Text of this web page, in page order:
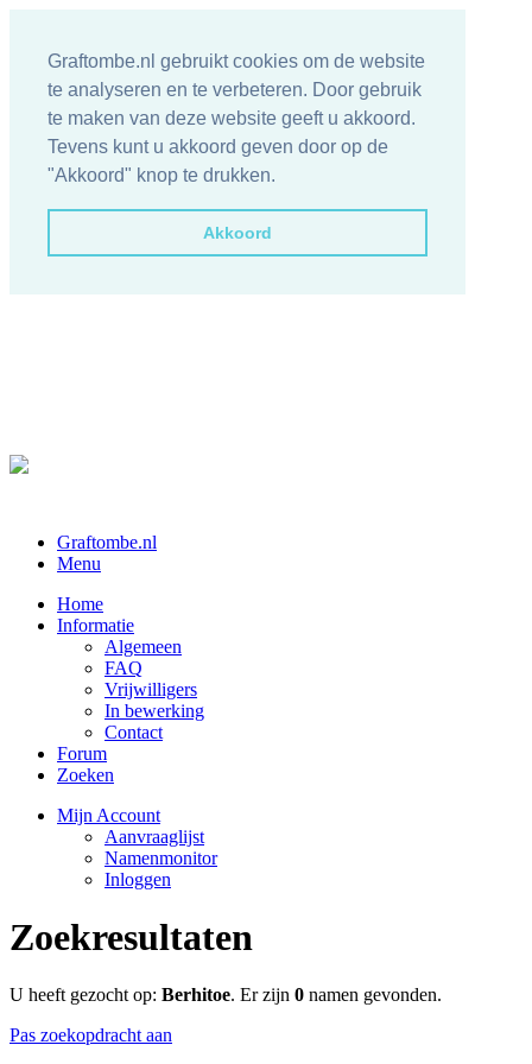
Graftombe.nl gebruikt cookies om de website
te analyseren en te verbeteren. Door gebruik
te maken van deze website geeft u akkoord.
Tevens kunt u akkoord geven door op de
"Akkoord" knop te drukken.
Akkoord
Graftombe.nl
Menu
Home
Informatie
Algemeen
FAQ
Vrijwilligers
In bewerking
Contact
Forum
Zoeken
Mijn Account
Aanvraaglijst
Namenmonitor
Inloggen
Zoekresultaten
U heeft gezocht op: Berhitoe. Er zijn 0 namen gevonden.
Pas zoekopdracht aan